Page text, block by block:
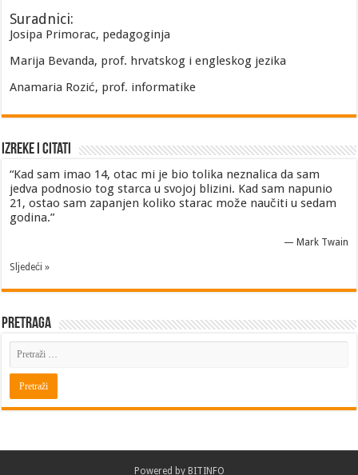
Suradnici:
Josipa Primorac, pedagoginja
Marija Bevanda, prof. hrvatskog i engleskog jezika
Anamaria Rozić, prof. informatike
Izreke i Citati
“Kad sam imao 14, otac mi je bio tolika neznalica da sam
jedva podnosio tog starca u svojoj blizini. Kad sam napunio
21, ostao sam zapanjen koliko starac može naučiti u sedam
godina.”
— Mark Twain
Sljedeći »
Pretraga
Powered by BITINFO